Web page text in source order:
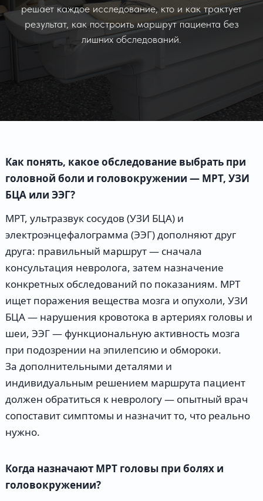
решает каждое исследование, кто и как трактует
результат, как построить маршрут пациента без
лишних обследований.
Как понять, какое обследование выбрать при
головной боли и головокружении — МРТ, УЗИ
БЦА или ЭЭГ?
МРТ, ультразвук сосудов (УЗИ БЦА) и
электроэнцефалограмма (ЭЭГ) дополняют друг
друга: правильный маршрут — сначала
консультация невролога, затем назначение
конкретных обследований по показаниям. МРТ
ищет поражения вещества мозга и опухоли, УЗИ
БЦА — нарушения кровотока в артериях головы и
шеи, ЭЭГ — функциональную активность мозга
при подозрении на эпилепсию и обмороки.
За дополнительными деталями и
индивидуальным решением маршрута пациент
должен обратиться к неврологу ― опытный врач
сопоставит симптомы и назначит то, что реально
нужно.
Когда назначают МРТ головы при болях и
головокружении?